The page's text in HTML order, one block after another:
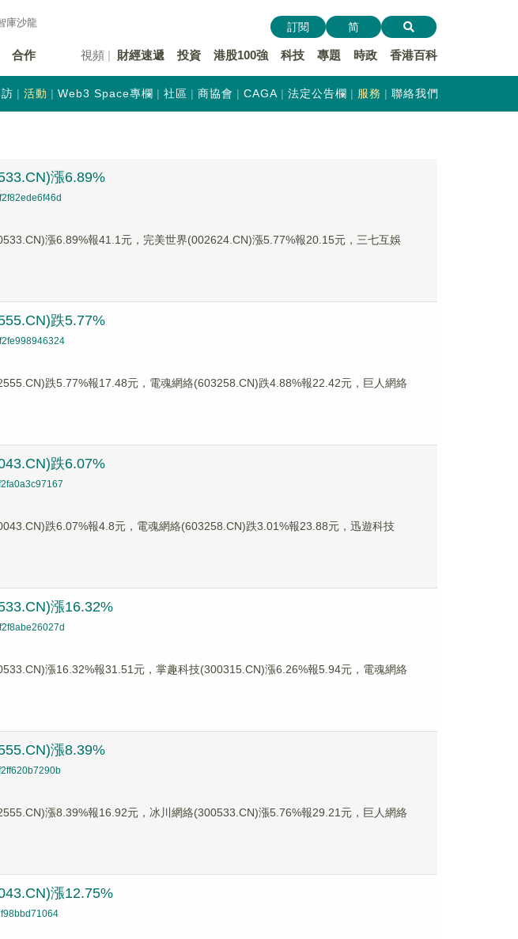
庫沙龍
合作 視頻 財經速遞 投資 港股100強 科技 專題 時政 香港百科
訂閱 简
活動 Web3 Space專欄 社區 商協會 CAGA 法定公告欄 服務 聯絡我們
漲6.89%
漲6.89%報41.1元，完美世界(002624.CN)漲5.77%報20.15元，三七互娛
跌5.77%
跌5.77%報17.48元，電魂網絡(603258.CN)跌4.88%報22.42元，巨人網絡
跌6.07%
跌6.07%報4.8元，電魂網絡(603258.CN)跌3.01%報23.88元，迅遊科技
漲16.32%
漲16.32%報31.51元，掌趣科技(300315.CN)漲6.26%報5.94元，電魂網絡
漲8.39%
漲8.39%報16.92元，冰川網絡(300533.CN)漲5.76%報29.21元，巨人網絡
漲12.75%